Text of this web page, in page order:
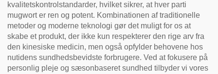
kvalitetskontrolstandarder, hvilket sikrer, at hver parti
mugwort er ren og potent. Kombinationen af traditionelle
metoder og moderne teknologi gør det muligt for os at
skabe et produkt, der ikke kun respekterer den rige arv fra
den kinesiske medicin, men også opfylder behovene hos
nutidens sundhedsbevidste forbrugere. Ved at fokusere på
personlig pleje og sæsonbaseret sundhed tilbyder vi vores